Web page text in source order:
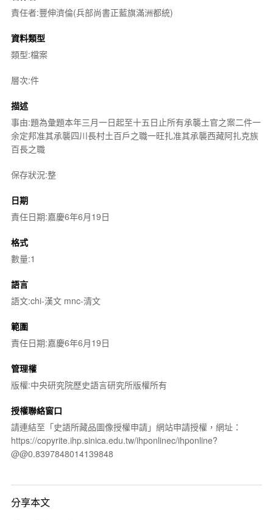
責任者:豐伸濟倫(兵部尚書正藍旗滿洲都統)
資料類型
類型:檔案
層次:件
描述
事由:題為彙題本年三月一日起至十五日止所有承襲土官之案二件一
余定邦准其承襲四川長村土百戶之職一旺扎准其承襲西藏阿扎克族
百長之職
保存狀況:整
日期
責任日期:嘉慶6年6月19日
格式
數量:1
語言
語文:chi-漢文 mnc-清文
範圍
責任日期:嘉慶6年6月19日
管理權
版權:中央研究院歷史語言研究所版權所有
授權聯絡窗口
請連結至「史語所藏品圖像授權申請」網站申請授權，網址：
https://copyrite.ihp.sinica.edu.tw/ihponlinec/ihponline?
@@0.8397848014139848
分享本文